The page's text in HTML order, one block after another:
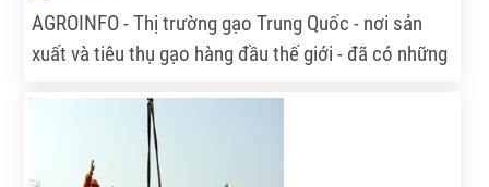
AGROINFO - Thị trường gạo Trung Quốc - nơi sản
xuất và tiêu thụ gạo hàng đầu thế giới - đã có những
qua, giá gạo tăng cao và sản lượng vụ hè thu sụt
giảm, nhưng cân đối cung - cầu gạo của Trung Quốc
vẫn rất khả quan.